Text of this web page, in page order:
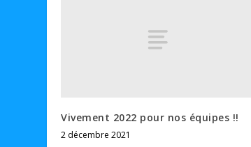
Vivement 2022 pour nos équipes !!
2 décembre 2021